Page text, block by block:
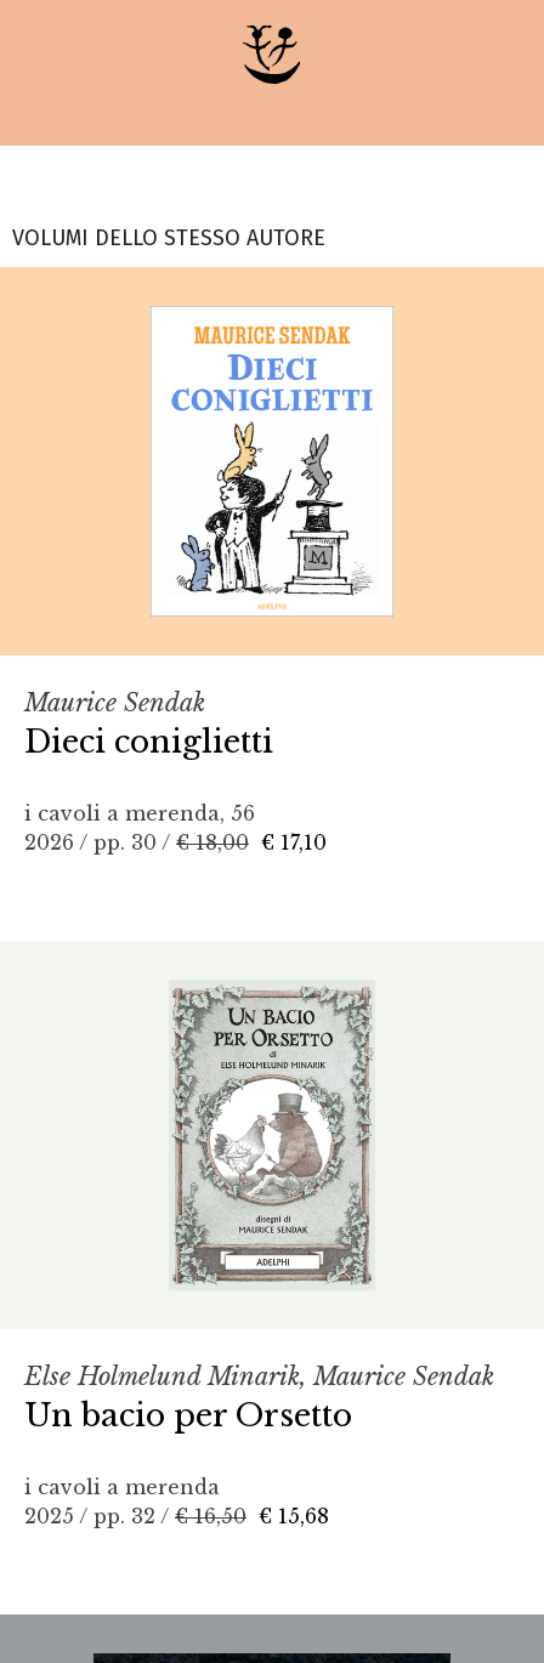
VOLUMI DELLO STESSO AUTORE
Maurice Sendak
Dieci coniglietti
i cavoli a merenda, 56
2026 / pp. 30 / € 18,00 € 17,10
Else Holmelund Minarik, Maurice Sendak
Un bacio per Orsetto
i cavoli a merenda
2025 / pp. 32 / € 16,50 € 15,68